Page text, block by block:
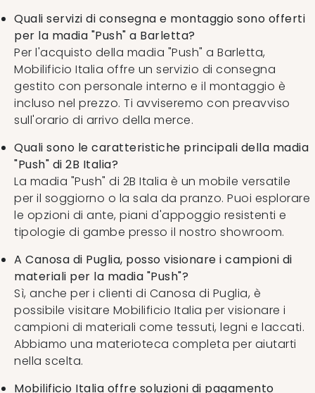
Quali servizi di consegna e montaggio sono offerti
per la madia "Push" a Barletta?
Per l'acquisto della madia "Push" a Barletta,
Mobilificio Italia offre un servizio di consegna
gestito con personale interno e il montaggio è
incluso nel prezzo. Ti avviseremo con preavviso
sull'orario di arrivo della merce.
Quali sono le caratteristiche principali della madia
"Push" di 2B Italia?
La madia "Push" di 2B Italia è un mobile versatile
per il soggiorno o la sala da pranzo. Puoi esplorare
le opzioni di ante, piani d'appoggio resistenti e
tipologie di gambe presso il nostro showroom.
A Canosa di Puglia, posso visionare i campioni di
materiali per la madia "Push"?
Sì, anche per i clienti di Canosa di Puglia, è
possibile visitare Mobilificio Italia per visionare i
campioni di materiali come tessuti, legni e laccati.
Abbiamo una materioteca completa per aiutarti
nella scelta.
Mobilificio Italia offre soluzioni di pagamento